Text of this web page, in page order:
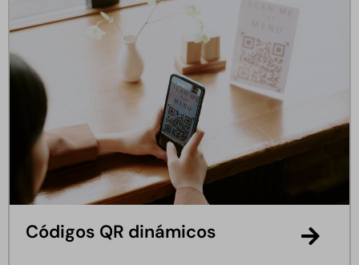
Códigos QR dinámicos